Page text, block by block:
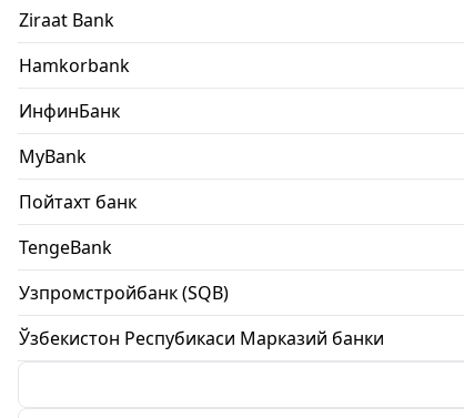
Ziraat Bank
Hamkorbank
ИнфинБанк
MyBank
Пойтахт банк
TengeBank
Узпромстройбанк (SQB)
Ўзбекистон Респубикаси Марказий банки